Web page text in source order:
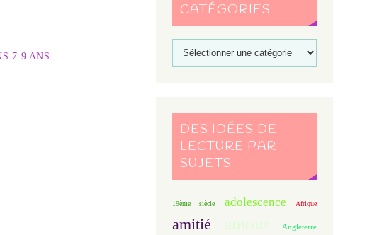
7-9 ANS
CATÉGORIES
DES IDÉES DE
LECTURE PAR
SUJETS
19ème siècle adolescence Afrique
amitié amour Angleterre